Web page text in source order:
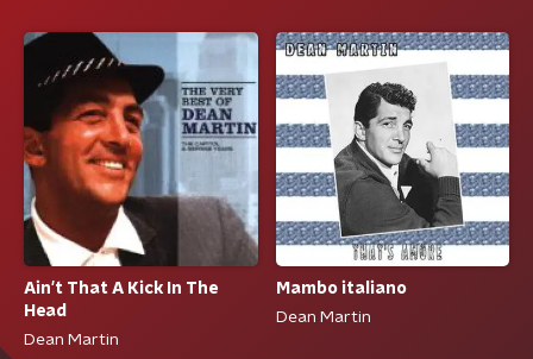
Ain't That A Kick In The
Head
Dean Martin
Mambo italiano
Dean Martin